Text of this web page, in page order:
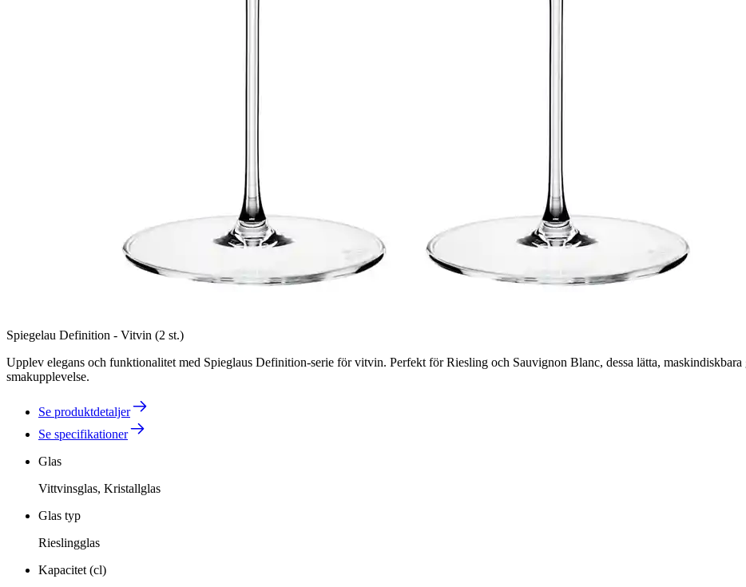
Spiegelau Definition - Vitvin (2 st.)
Upplev elegans och funktionalitet med Spieglaus Definition-serie för vitvin. Perfekt för Riesling och Sauvignon Blanc, dessa lätta,
smakupplevelse.
Se produktdetaljer
Se specifikationer
Glas
Vittvinsglas, Kristallglas
Glas typ
Rieslingglas
Kapacitet (cl)